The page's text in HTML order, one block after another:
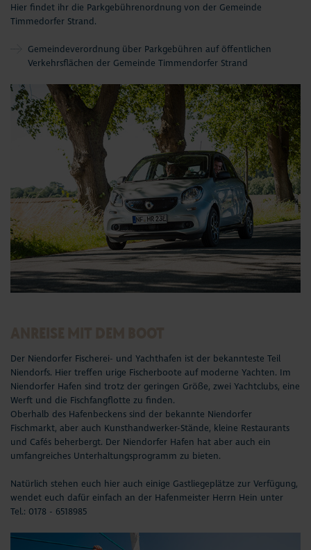
Hier findet ihr die Parkgebührenordnung von der Gemeinde
Timmedorfer Strand.
Gemeindeverordnung über Parkgebühren auf öffentlichen
Verkehrsflächen der Gemeinde Timmendorfer Strand
Der Niendorfer Fischerei- und Yachthafen ist der bekannteste Teil
Niendorfs. Hier treffen urige Fischerboote auf moderne Yachten. Im
Niendorfer Hafen sind trotz der geringen Größe, zwei Yachtclubs, eine
Werft und die Fischfangflotte zu finden.
Oberhalb des Hafenbeckens sind der bekannte Niendorfer
Fischmarkt, aber auch Kunsthandwerker-Stände, kleine Restaurants
und Cafés beherbergt. Der Niendorfer Hafen hat aber auch ein
umfangreiches Unterhaltungsprogramm zu bieten.
Natürlich stehen euch hier auch einige Gastliegeplätze zur Verfügung,
wendet euch dafür einfach an der Hafenmeister Herrn Hein unter
Tel.: 0178 - 6518985